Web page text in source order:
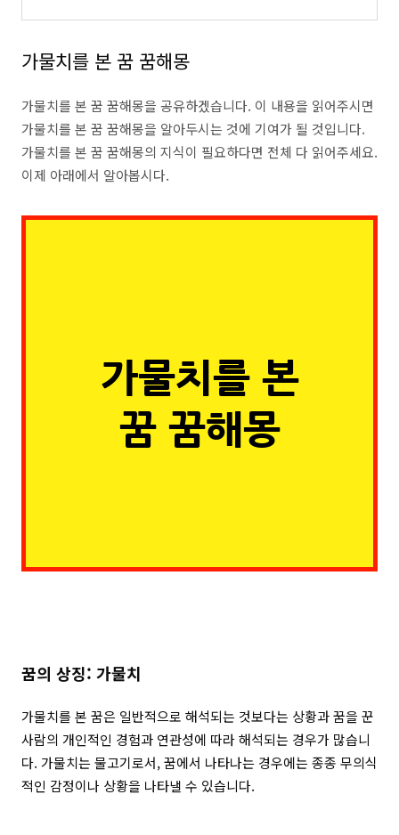
가물치를 본 꿈 꿈해몽
가물치를 본 꿈 꿈해몽을 공유하겠습니다. 이 내용을 읽어주시면
가물치를 본 꿈 꿈해몽을 알아두시는 것에 기여가 될 것입니다.
가물치를 본 꿈 꿈해몽의 지식이 필요하다면 전체 다 읽어주세요.
이제 아래에서 알아봅시다.
꿈의 상징: 가물치
가물치를 본 꿈은 일반적으로 해석되는 것보다는 상황과 꿈을 꾼
사람의 개인적인 경험과 연관성에 따라 해석되는 경우가 많습니
다. 가물치는 물고기로서, 꿈에서 나타나는 경우에는 종종 무의식
적인 감정이나 상황을 나타낼 수 있습니다.